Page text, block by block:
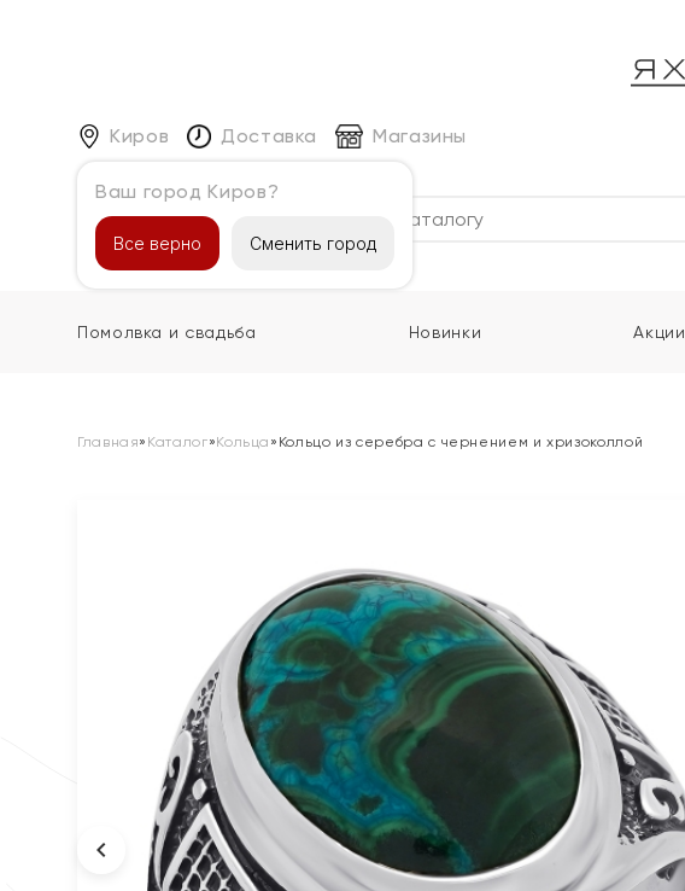
Киров
Ваш город Киров?
Все верно Сменить город
Доставка Магазины
Каталог
Помолвка и свадьба Новинки Акции
Главная» Каталог»Кольца » Кольцо из серебра с чернением и хризоколлой